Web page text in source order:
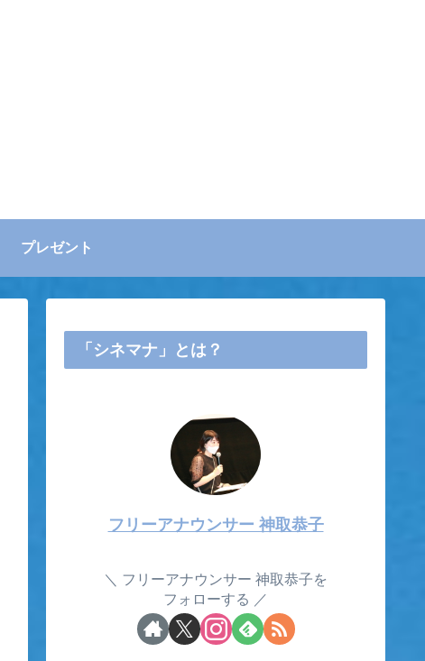
プレゼント
「シネマナ」とは？
フリーアナウンサー 神取恭子
フリーアナウンサー 神取恭子を
フォローする